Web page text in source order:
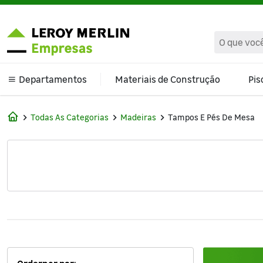
text.skipToContent
text.skipToNavigation
Departamentos
Climatização e Ventilação
Banheiro
Cozinha e Área de Serviço
Ferragens
Materiais de Construção
Todas As Categorias Madeiras Tampos E Pés De Mesa